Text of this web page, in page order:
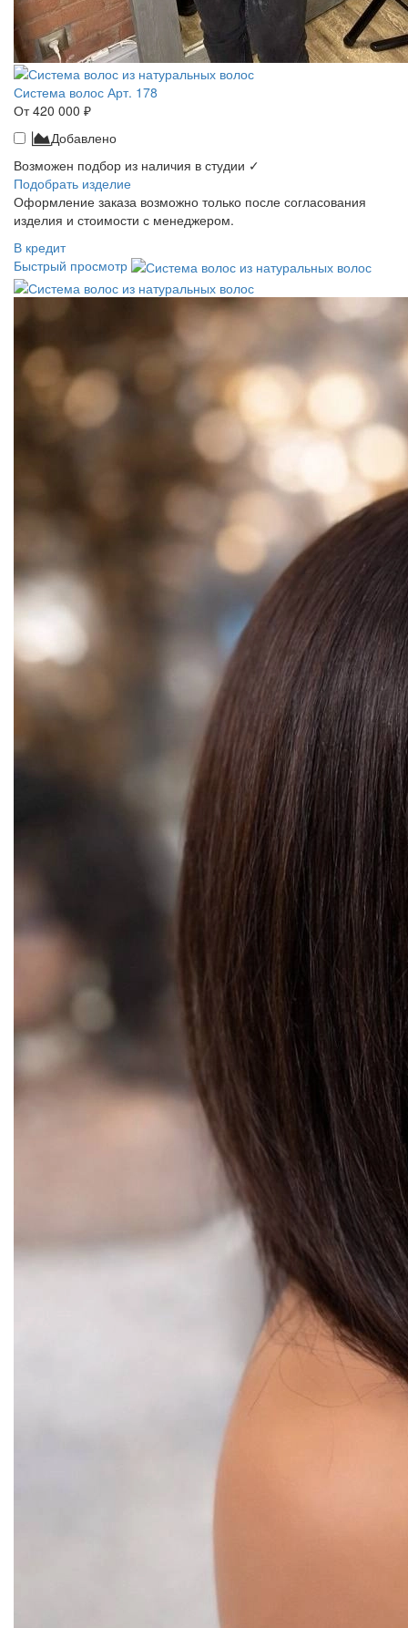
Система волос Арт. 178
От 420 000 ₽
Добавлено
Возможен подбор из наличия в студии ✓
Подобрать изделие
Оформление заказа возможно только после согласования
изделия и стоимости с менеджером.
В кредит
Быстрый просмотр